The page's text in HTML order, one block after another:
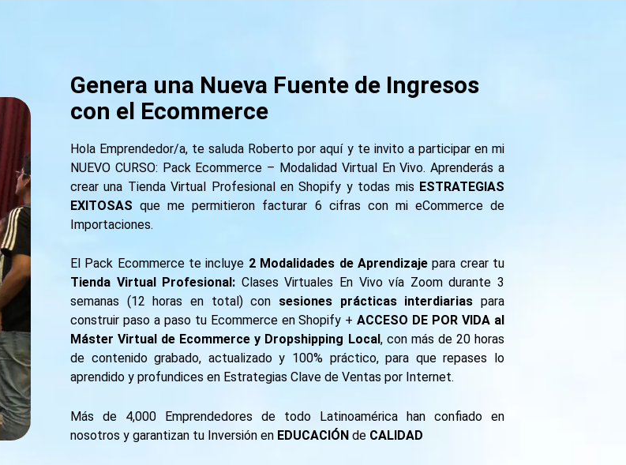
Genera una Nueva Fuente de Ingresos
con el Ecommerce
Hola Emprendedor/a, te saluda Roberto por aquí y te invito a participar en mi
NUEVO CURSO: Pack Ecommerce – Modalidad Virtual En Vivo. Aprenderás a
crear una Tienda Virtual Profesional en Shopify y todas mis ESTRATEGIAS
EXITOSAS que me permitieron facturar 6 cifras con mi eCommerce de
Importaciones.
El Pack Ecommerce te incluye 2 Modalidades de Aprendizajepara crear tu
Tienda Virtual Profesional: Clases Virtuales En Vivo vía Zoom durante 3
semanas (12 horas en total) con sesiones prácticas interdiariaspara
construir paso a paso tu Ecommerce en Shopify +ACCESO DE POR VIDA al
Máster Virtual de Ecommerce y Dropshipping Local , con más de 20 horas
de contenido grabado, actualizado y 100% práctico, para que repases lo
aprendido y profundices en Estrategias Clave de Ventas por Internet.
Más de 4,000 Emprendedores de todo Latinoamérica han confiado en
nosotros y garantizan tu Inversión en EDUCACIÓN de CALIDAD